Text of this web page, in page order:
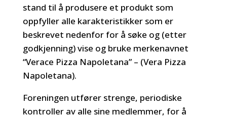
stand til å produsere et produkt som
oppfyller alle karakteristikker som er
beskrevet nedenfor for å søke og (etter
godkjenning) vise og bruke merkenavnet
“Verace Pizza Napoletana” – (Vera Pizza
Napoletana).
Foreningen utfører strenge, periodiske
kontroller av alle sine medlemmer, for å